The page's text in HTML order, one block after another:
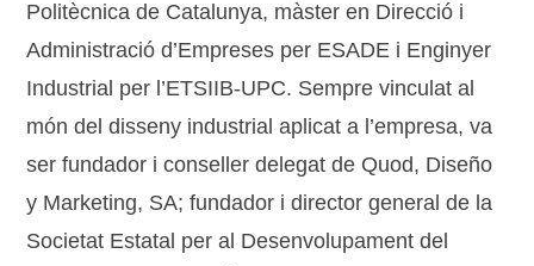
Politècnica de Catalunya, màster en Direcció i
Administració d’Empreses per ESADE i Enginyer
Industrial per l’ETSIIB-UPC. Sempre vinculat al
món del disseny industrial aplicat a l’empresa, va
ser fundador i conseller delegat de Quod, Diseño
y Marketing, SA; fundador i director general de la
Societat Estatal per al Desenvolupament del